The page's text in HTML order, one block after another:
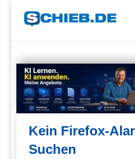
Kein Firefox-
Suchen